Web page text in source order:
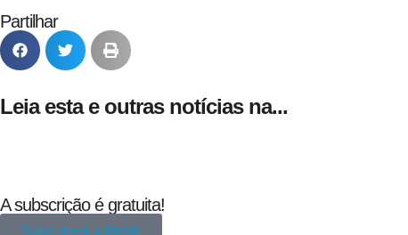
Partilhar
Leia esta e outras notícias na...
A subscrição é gratuita!
Subscrever a REDE